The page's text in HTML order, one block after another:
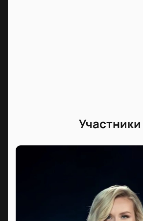
Участники